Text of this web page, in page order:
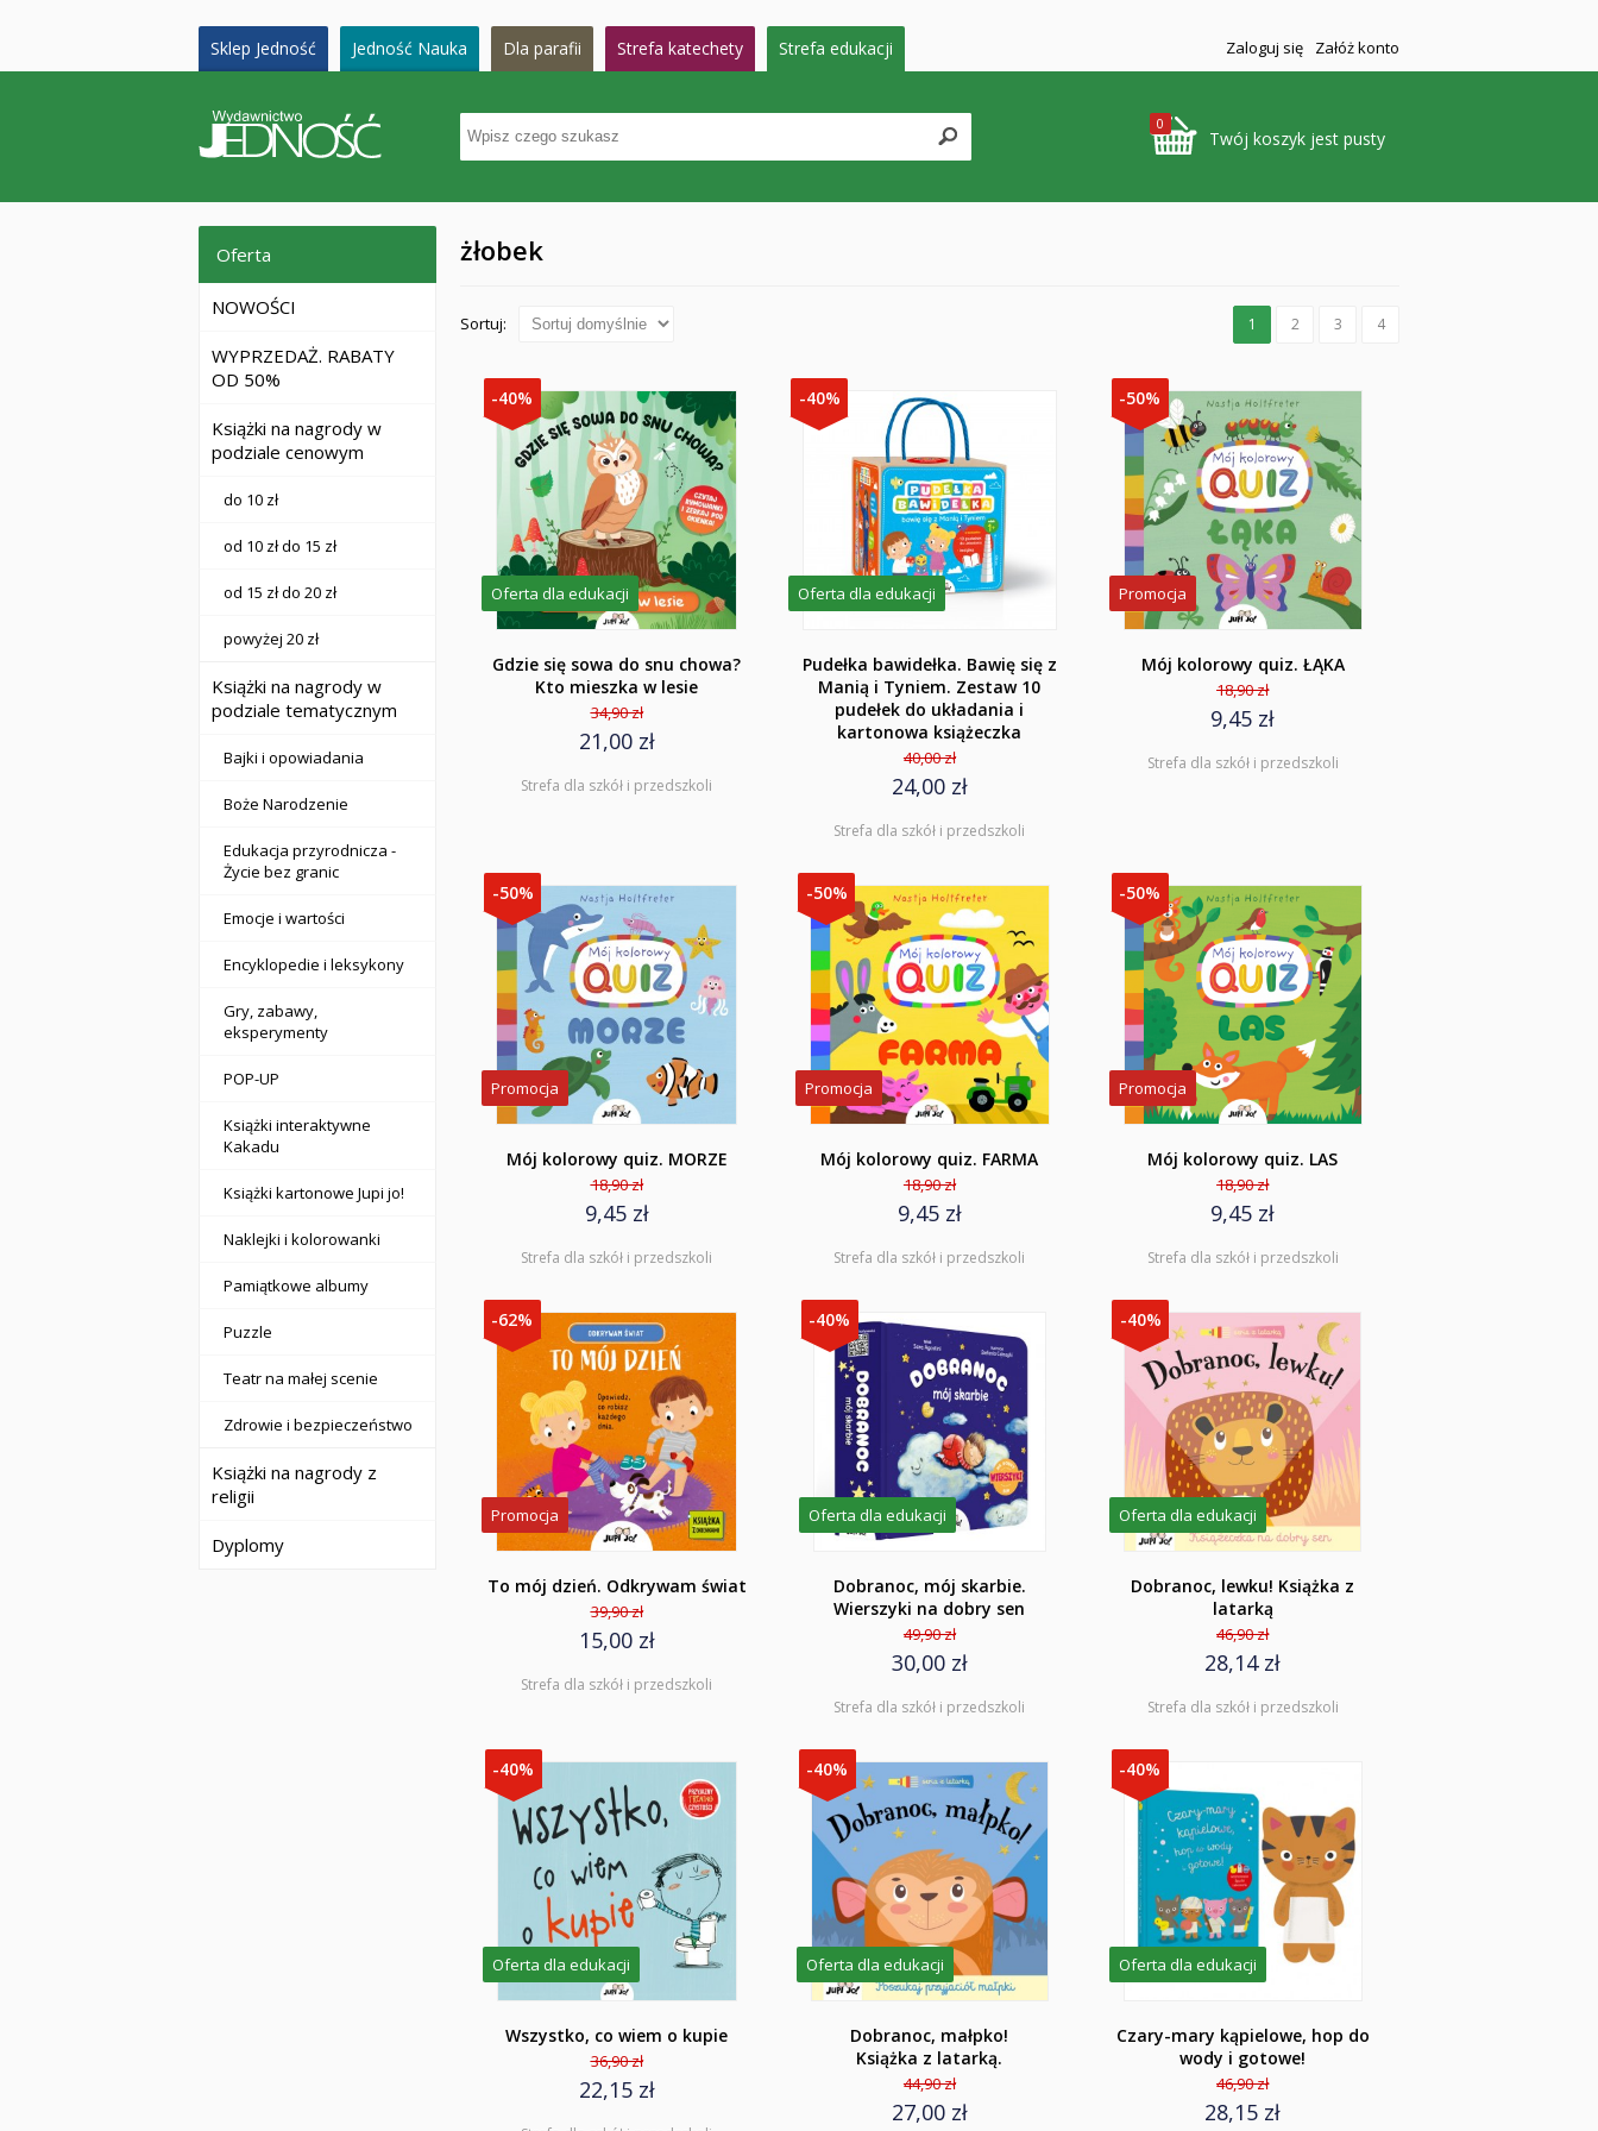
Sklep Jedność Jedność Nauka Dla parafii Strefa katechety Strefa edukacji Zaloguj się Załóż konto
0
Twój koszyk jest pusty
Oferta
NOWOŚCI
WYPRZEDAŻ. RABATY
OD 50%
Książki na nagrody w
podziale cenowym
do 10 zł
od 10 zł do 15 zł
od 15 zł do 20 zł
powyżej 20 zł
Książki na nagrody w
podziale tematycznym
Bajki i opowiadania
Boże Narodzenie
Edukacja przyrodnicza -
Życie bez granic
Emocje i wartości
Encyklopedie i leksykony
Gry, zabawy,
eksperymenty
POP-UP
Książki interaktywne
Kakadu
Książki kartonowe Jupi jo!
Naklejki i kolorowanki
Pamiątkowe albumy
Puzzle
Teatr na małej scenie
Zdrowie i bezpieczeństwo
Książki na nagrody z
religii
Dyplomy
żłobek
Sortuj: 1 2 3 4
-40%
Oferta dla edukacji
Gdzie się sowa do snu chowa?
Kto mieszka w lesie
34,90 zł
21,00 zł
Strefa dla szkół i przedszkoli
-40%
Oferta dla edukacji
Pudełka bawidełka. Bawię się z
Manią i Tyniem. Zestaw 10
pudełek do układania i
kartonowa książeczka
40,00 zł
24,00 zł
Strefa dla szkół i przedszkoli
-50%
Promocja
Mój kolorowy quiz. ŁĄKA
18,90 zł
9,45 zł
Strefa dla szkół i przedszkoli
-50%
Promocja
Mój kolorowy quiz. MORZE
18,90 zł
9,45 zł
Strefa dla szkół i przedszkoli
-50%
Promocja
Mój kolorowy quiz. FARMA
18,90 zł
9,45 zł
Strefa dla szkół i przedszkoli
-50%
Promocja
Mój kolorowy quiz. LAS
18,90 zł
9,45 zł
Strefa dla szkół i przedszkoli
-62%
Promocja
To mój dzień. Odkrywam świat
39,90 zł
15,00 zł
Strefa dla szkół i przedszkoli
-40%
Oferta dla edukacji
Dobranoc, mój skarbie.
Wierszyki na dobry sen
49,90 zł
30,00 zł
Strefa dla szkół i przedszkoli
-40%
Oferta dla edukacji
Dobranoc, lewku! Książka z
latarką
46,90 zł
28,14 zł
Strefa dla szkół i przedszkoli
-40%
Oferta dla edukacji
Wszystko, co wiem o kupie
36,90 zł
22,15 zł
-40%
Oferta dla edukacji
Dobranoc, małpko!
Książka z latarką.
44,90 zł
27,00 zł
-40%
Oferta dla edukacji
Czary-mary kąpielowe, hop do
wody i gotowe!
46,90 zł
28,15 zł